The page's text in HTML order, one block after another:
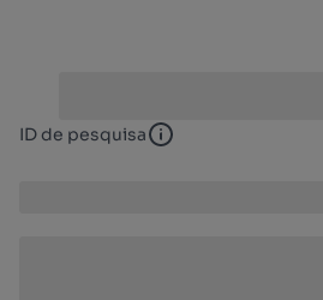
ID de pesquisa ID de pesquisa